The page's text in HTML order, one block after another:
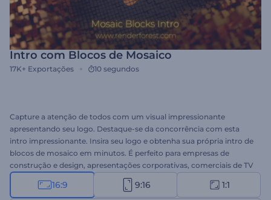
Intro com Blocos de Mosaico
17K+ Exportações 10 segundos
Capture a atenção de todos com um visual impressionante
apresentando seu logo. Destaque-se da concorrência com esta
intro impressionante. Insira seu logo e obtenha sua própria intro de
blocos de mosaico em minutos. É perfeito para empresas de
construção e design, apresentações corporativas, comerciais de TV
e muito mais! Canalize seu perfeccionismo e leve sua marca para o
caminho do sucesso. Experimente agora!
16:9 9:16 1:1